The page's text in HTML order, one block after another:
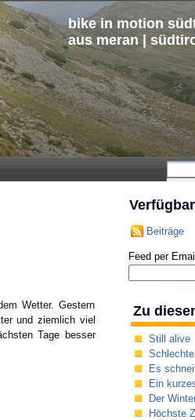
bike in motion
aus meran |
Wetter. Gestern
und ziemlich viel
Tage besser
Beiträge
Feed per
Zu
Still alive
Es
Ein
Der
Höchste